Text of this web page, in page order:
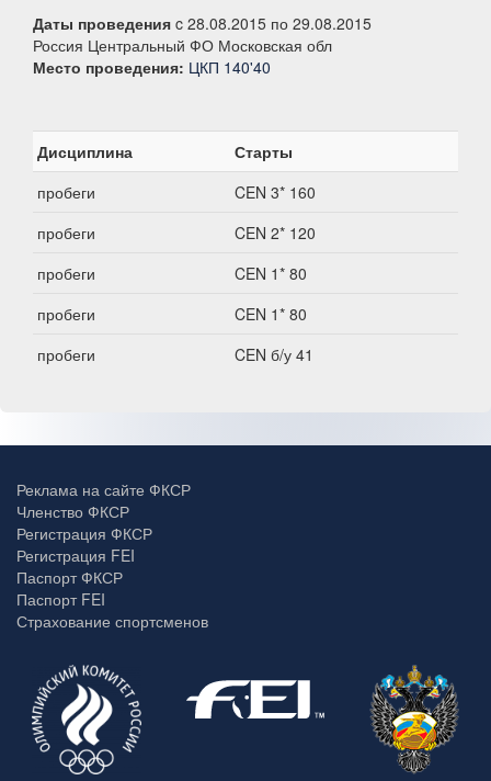
Даты проведения c 28.08.2015 по 29.08.2015
Россия Центральный ФО Московская обл
Место проведения: ЦКП 140'40
Дисциплина
Старты
пробеги
CEN 3* 160
пробеги
CEN 2* 120
пробеги
CEN 1* 80
пробеги
CEN 1* 80
пробеги
CEN б/у 41
Реклама на сайте ФКСР
Членство ФКСР
Регистрация ФКСР
Регистрация FEI
Паспорт ФКСР
Паспорт FEI
Страхование спортсменов